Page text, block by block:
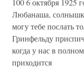
100 6 октября
Любанаша,
могу тебе послать
Гринфельду
когда у нас в
приходится